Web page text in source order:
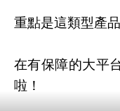
重點是這類型產
在有保障的大平
啦！